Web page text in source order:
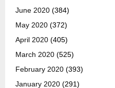
June 2020 (384)
May 2020 (372)
April 2020 (405)
March 2020 (525)
February 2020 (393)
January 2020 (291)